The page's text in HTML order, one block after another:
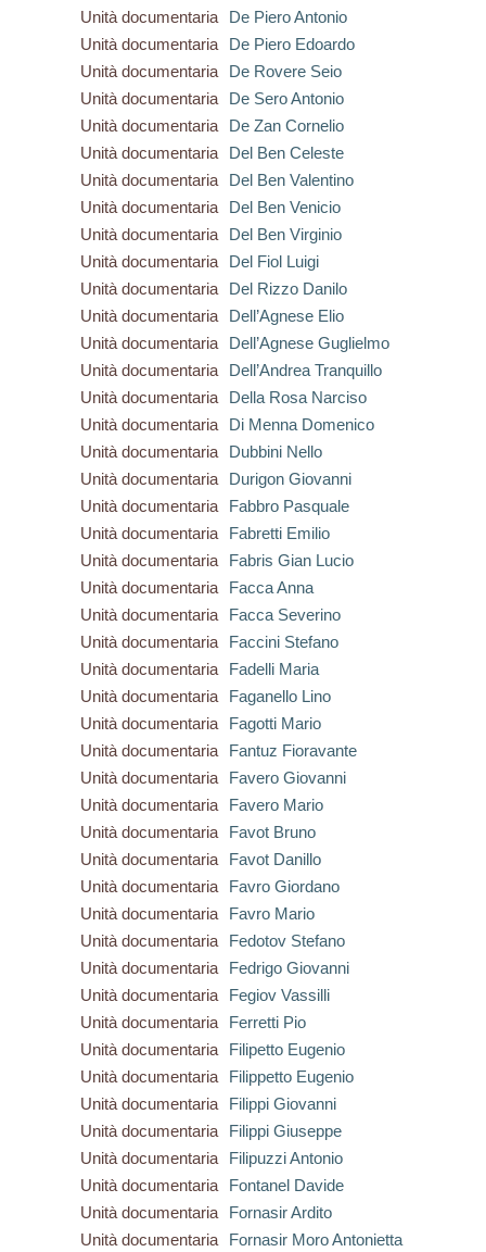
Unità documentaria
De Piero Antonio
Unità documentaria
De Piero Edoardo
Unità documentaria
De Rovere Seio
Unità documentaria
De Sero Antonio
Unità documentaria
De Zan Cornelio
Unità documentaria
Del Ben Celeste
Unità documentaria
Del Ben Valentino
Unità documentaria
Del Ben Venicio
Unità documentaria
Del Ben Virginio
Unità documentaria
Del Fiol Luigi
Unità documentaria
Del Rizzo Danilo
Unità documentaria
Dell’Agnese Elio
Unità documentaria
Dell’Agnese Guglielmo
Unità documentaria
Dell’Andrea Tranquillo
Unità documentaria
Della Rosa Narciso
Unità documentaria
Di Menna Domenico
Unità documentaria
Dubbini Nello
Unità documentaria
Durigon Giovanni
Unità documentaria
Fabbro Pasquale
Unità documentaria
Fabretti Emilio
Unità documentaria
Fabris Gian Lucio
Unità documentaria
Facca Anna
Unità documentaria
Facca Severino
Unità documentaria
Faccini Stefano
Unità documentaria
Fadelli Maria
Unità documentaria
Faganello Lino
Unità documentaria
Fagotti Mario
Unità documentaria
Fantuz Fioravante
Unità documentaria
Favero Giovanni
Unità documentaria
Favero Mario
Unità documentaria
Favot Bruno
Unità documentaria
Favot Danillo
Unità documentaria
Favro Giordano
Unità documentaria
Favro Mario
Unità documentaria
Fedotov Stefano
Unità documentaria
Fedrigo Giovanni
Unità documentaria
Fegiov Vassilli
Unità documentaria
Ferretti Pio
Unità documentaria
Filipetto Eugenio
Unità documentaria
Filippetto Eugenio
Unità documentaria
Filippi Giovanni
Unità documentaria
Filippi Giuseppe
Unità documentaria
Filipuzzi Antonio
Unità documentaria
Fontanel Davide
Unità documentaria
Fornasir Ardito
Unità documentaria
Fornasir Moro Antonietta